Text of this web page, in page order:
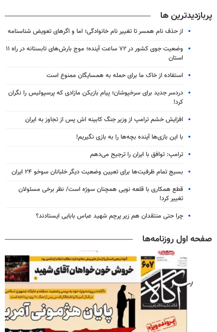
پربازدیدترین ها
از حذف نام همسر تا تغییر نام خانوادگی؛ اما و اگرهای تعویض شناسنامه
وضعیت جوی کشور در ۷۲ ساعت آینده؛ موج بارش‌های تابستانه در راه ۱۱
استان
استفاده از خاک ما برای حمله به همسایگان ممنوع است
دردسر جدید برای سرخپوشان؛ پیام بازیکن مازادی که پرسپولیس را نگران
کرد!
افزایش خشم ترامپ از وزیر جنگ کابینه اش پس از تجاوز به ایران
با این بازی‌ها آینده بچه‌ها را به بازی نگیریم!
ترامپ: توافق با ایران را ترجیح می‌دهم
بسیج تمام ظرفیت‌ها برای تعیین وضعیت دیگر خلبانان سوخو ۲۴ ایران
قطع همکاری با قلعه نویی همچنان سوژه است/ نظر برخی مسئولان
تغییر کرد!
چرا حتی منتقدان هم زیر پرچم شهید عباس بابایی ایستادند؟
صفحه اول روزنامه‌ها